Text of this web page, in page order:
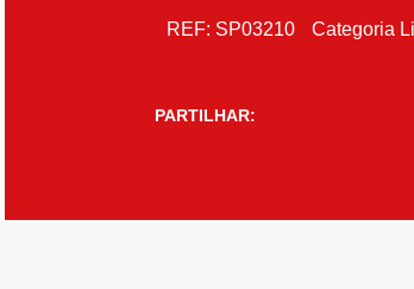
REF: SP03210 Categoria
PARTILHAR: